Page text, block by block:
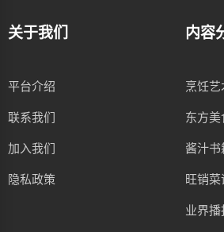
关于我们
平台介绍
联系我们
加入我们
隐私政策
内容
烹饪艺
东方
酱汁书
旺销菜
业界播